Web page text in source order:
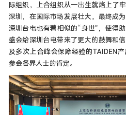
际组织，上合组织从一出生就烙上了
深圳，在国际市场发展壮大，最终成
深圳台电也有着相似的“身世”，使得
盛会给深圳台电带来了更大的鼓舞和
及多次上合峰会保障经验的TAIDEN
参会各界人士的肯定。